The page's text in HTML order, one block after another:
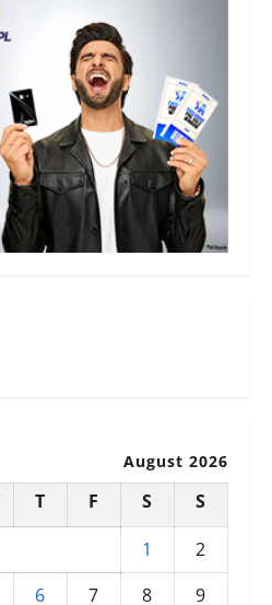
August 2026
T F S
S
1
2
6 7 8
9